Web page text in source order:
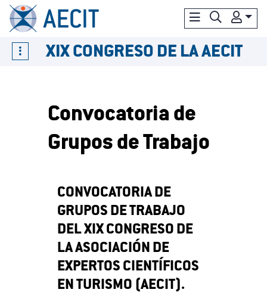
XIX CONGRESO DE LA AECIT
Convocatoria de
Grupos de Trabajo
CONVOCATORIA DE
GRUPOS DE TRABAJO
DEL XIX CONGRESO DE
LA ASOCIACIÓN DE
EXPERTOS CIENTÍFICOS
EN TURISMO (AECIT).